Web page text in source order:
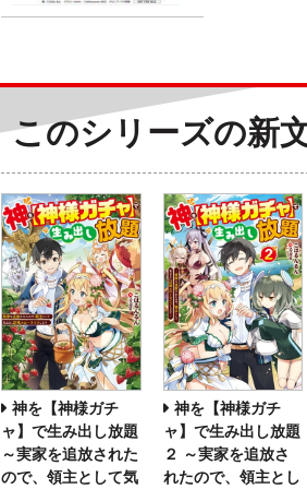
このシリーズの新
神を【神様ガチ
ャ】で生み出し放題
～実家を追放された
ので、領主として気
神を【神様ガチ
ャ】で生み出し放題
２ ～実家を追放さ
れたので、領主とし